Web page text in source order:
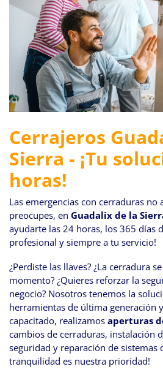
Cerrajeros
Sierra - ¡Tu
horas!
Las emergencias con cerraduras no
preocupes, en Guadalix de la
ayudarte las 24 horas, los 365 días
profesional y siempre a tu servicio!
¿Perdiste las llaves? ¿La cerradura
momento? ¿Quieres reforzar la
negocio? Nosotros tenemos la
herramientas de última generación
capacitado, realizamos aperturas
cambios de cerraduras, instalación
seguridad y reparación de sistemas
tranquilidad es nuestra prioridad!